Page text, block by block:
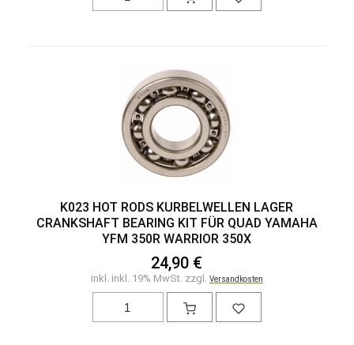
K023 HOT RODS KURBELWELLEN LAGER
CRANKSHAFT BEARING KIT FÜR QUAD YAMAHA
YFM 350R WARRIOR 350X
24,90 €
inkl. inkl. 19% MwSt. zzgl. Versandkosten